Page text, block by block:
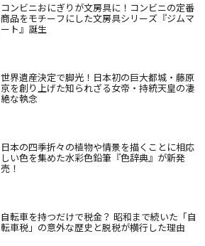
コンビニおにぎりが文房具に！コンビニの定番
商品をモチーフにした文房具シリーズ『ジムマ
ート』誕生
世界遺産決定で脚光！日本初の巨大都城・藤原
京を創り上げた知られざる女帝・持統天皇の凄
絶な執念
日本の四季折々の植物や情景を描くことに相応
しい色を集めた水彩色鉛筆『色辞典』が新発
売！
自転車を持つだけで税金？ 昭和まで続いた「自
転車税」の意外な歴史と脱税が横行した理由